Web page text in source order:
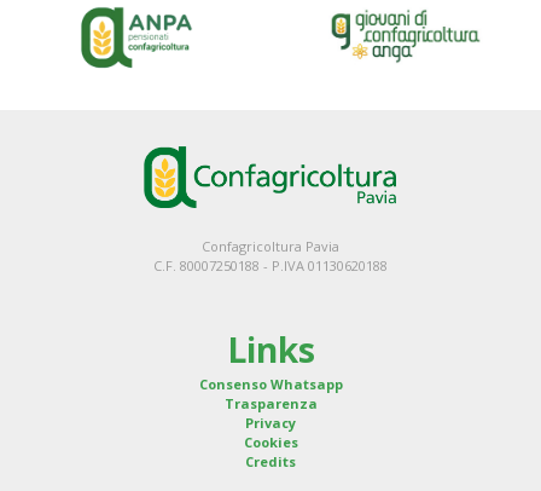
Confagricoltura Pavia
C.F. 80007250188 - P.IVA 01130620188
Links
Consenso Whatsapp
Trasparenza
Privacy
Cookies
Credits